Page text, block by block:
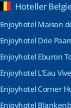
Hoteller
Enjoyhotel Maison
Enjoyhotel Drie
Enjoyhotel Eburon
Enjoyhotel L’Eau
Enjoyhotel Corner
Enjoyhotel